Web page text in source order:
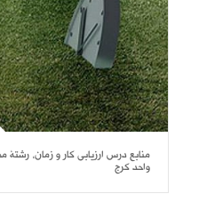
منابع درس ارزیابی کار و زمان، رشتۀ
واحد کرج